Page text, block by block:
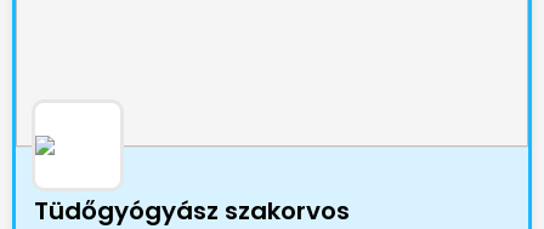
Tüdőgyógyász szakorvos